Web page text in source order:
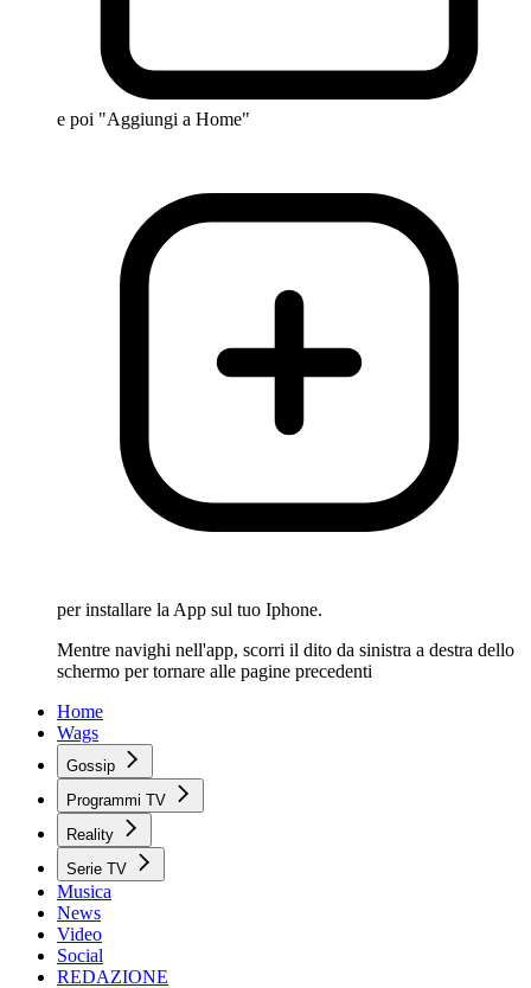
e poi "Aggiungi a Home"
per installare la App sul tuo Iphone.
Mentre navighi nell'app, scorri il dito da sinistra a destra dello
schermo per tornare alle pagine precedenti
Home
Wags
Gossip
Programmi TV
Reality
Serie TV
Musica
News
Video
Social
REDAZIONE